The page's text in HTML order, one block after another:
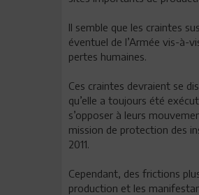
Il semble que les craintes
éventuel de l’Armée vis-à-
pertes humaines.
Ces craintes devraient se
qu’elle a toujours été
s’opposer à leurs
mission de protection des
2011.
Cependant, des frictions
production et les